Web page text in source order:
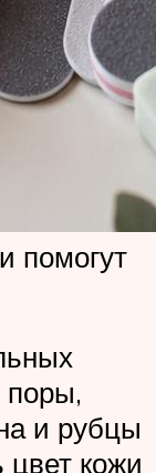
помогут
поры,
и рубцы
кожи